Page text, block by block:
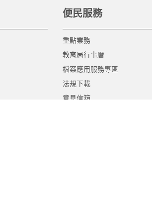
便民服務
重點業務
教育局行事曆
檔案應用服務專區
法規下載
意見信箱